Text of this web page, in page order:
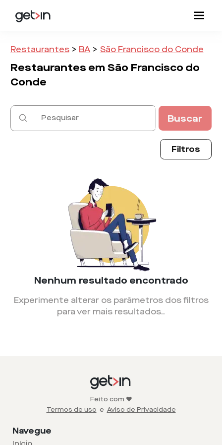
Restaurantes > BA > São Francisco do Conde
Restaurantes emSão Francisco do
Conde
Buscar
Filtros
Nenhum resultado encontrado
Experimente alterar os parâmetros dos filtros
para ver mais resultados..
Feito com ❤️
Termos de uso e Aviso de Privacidade
Navegue